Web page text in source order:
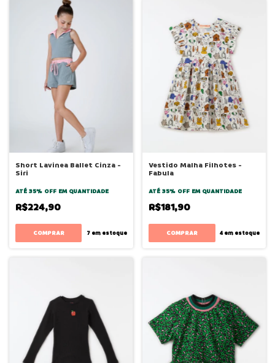
Short Lavinea Ballet Cinza -
Siri
ATÉ 35% OFF EM QUANTIDADE
R$224,90
COMPRAR 7em estoque
Vestido Malha Filhotes -
Fabula
ATÉ 35% OFF EM QUANTIDADE
R$181,90
COMPRAR 4 em estoque